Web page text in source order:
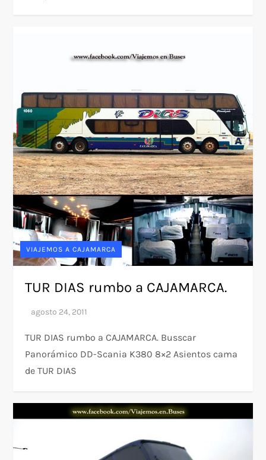
VIAJEMOS A CAJAMARCA
TUR DIAS rumbo a CAJAMARCA.
TUR DIAS rumbo a CAJAMARCA. Busscar
Panorámico DD-Scania K380 8×2 Asientos cama
de TUR DIAS